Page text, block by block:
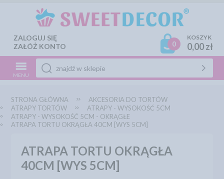
ZALOGUJ SIĘ
ZAŁÓŻ KONTO
0
KOSZYK
0,00 zł
MENU
STRONA GŁÓWNA
AKCESORIA DO TORTÓW
ATRAPY TORTÓW
ATRAPY - WYSOKOŚĆ 5CM
ATRAPY - WYSOKOŚĆ 5CM - OKRĄGŁE
ATRAPA TORTU OKRĄGŁA 40CM [WYS 5CM]
ATRAPA TORTU OKRĄGŁA
40CM [WYS 5CM]